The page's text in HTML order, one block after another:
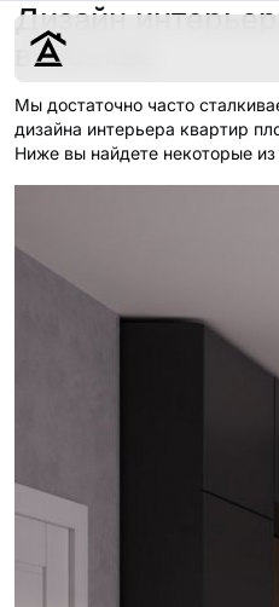
г.
8
Дизайн
в Москве
Мы достаточно часто
дизайна интерьера квартир
Ниже вы найдете некоторые